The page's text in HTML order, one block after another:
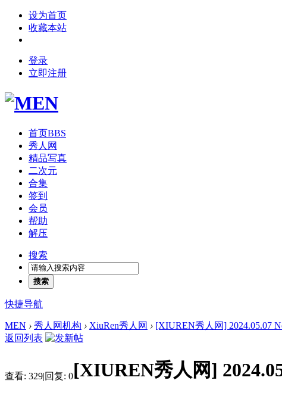
设为首页
收藏本站
登录
立即注册
首页BBS
秀人网
精品写真
二次元
合集
签到
会员
帮助
解压
搜索
搜索
快捷导航
MEN › 秀人网机构 › XiuRen秀人网 › [XIUREN秀人网] 2024.05.07
返回列表
查看: 329|回复: 0[XIUREN秀人网]